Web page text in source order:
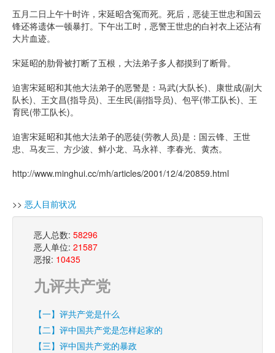
五月二日上午十时许，宋延昭含冤而死。死后，恶徒王世忠和国云
锋还将遗体一顿暴打。下午出工时，恶警王世忠的白衬衣上还沾有
大片血迹。
宋延昭的肋骨被打断了五根，大法弟子多人都摸到了断骨。
迫害宋延昭和其他大法弟子的恶警是：马武(大队长)、康世成(副大
队长)、王文昌(指导员)、王生民(副指导员)、包平(带工队长)、王
育民(带工队长)。
迫害宋延昭和其他大法弟子的恶徒(劳教人员)是：国云锋、王世
忠、马友三、方少波、鲜小龙、马永祥、李春光、黄杰。
http://www.minghui.cc/mh/articles/2001/12/4/20859.html
>> 恶人目前状况
恶人总数: 58296
恶人单位: 21587
恶报: 10435
九评共产党
【一】评共产党是什么
【二】评中国共产党是怎样起家的
【三】评中国共产党的暴政